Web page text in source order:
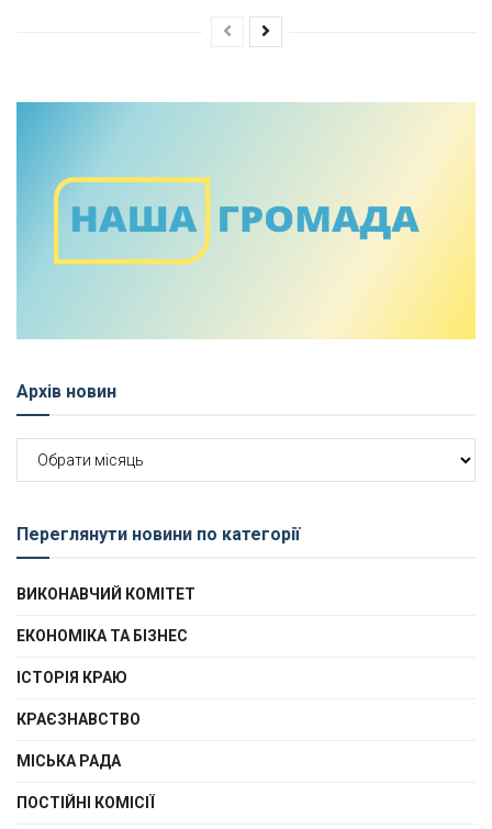
Архів новин
новин
Переглянути новини по категорії
ВИКОНАВЧИЙ КОМІТЕТ
ЕКОНОМІКА ТА БІЗНЕС
ІСТОРІЯ КРАЮ
КРАЄЗНАВСТВО
МІСЬКА РАДА
ПОСТІЙНІ КОМІСІЇ